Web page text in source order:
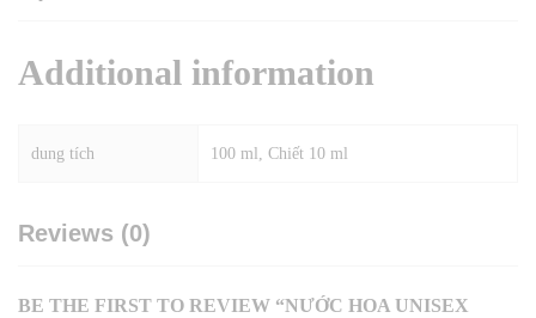
Additional information
dung tích 100 ml, Chiết 10 ml
Reviews (0)
BE THE FIRST TO REVIEW “NƯỚC HOA UNISEX